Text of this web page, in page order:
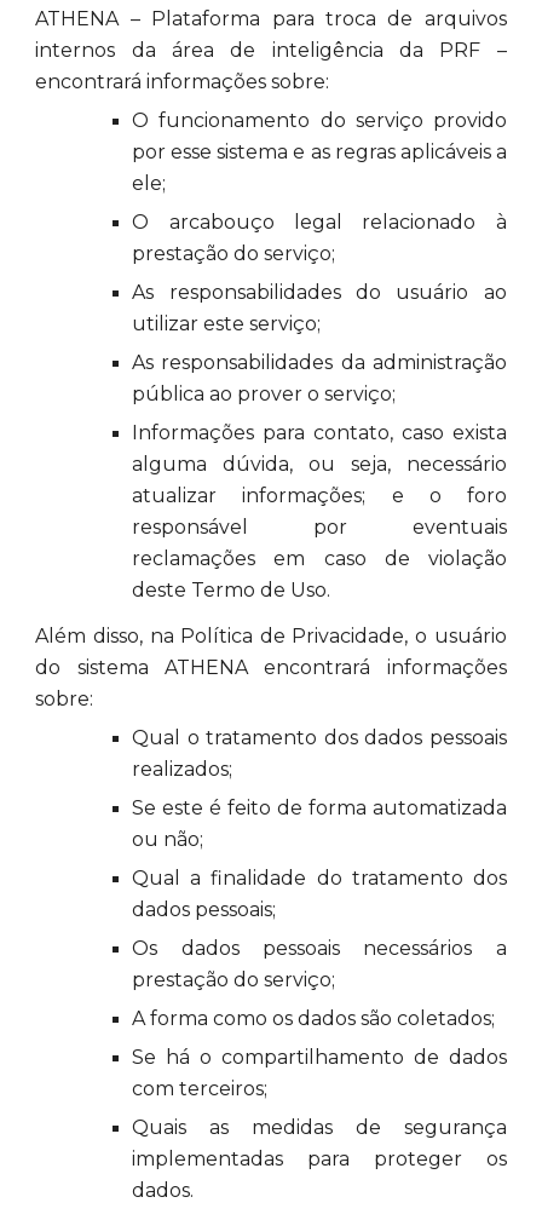
ATHENA – Plataforma para troca de arquivos
internos da área de inteligência da PRF –
encontrará informações sobre:
O funcionamento do serviço provido
por esse sistema e as regras aplicáveis a
ele;
O arcabouço legal relacionado à
prestação do serviço;
As responsabilidades do usuário ao
utilizar este serviço;
As responsabilidades da administração
pública ao prover o serviço;
Informações para contato, caso exista
alguma dúvida, ou seja, necessário
atualizar informações; e o foro
responsável por eventuais
reclamações em caso de violação
deste Termo de Uso.
Além disso, na Política de Privacidade, o usuário
do sistema ATHENA encontrará informações
sobre:
Qual o tratamento dos dados pessoais
realizados;
Se este é feito de forma automatizada
ou não;
Qual a finalidade do tratamento dos
dados pessoais;
Os dados pessoais necessários a
prestação do serviço;
A forma como os dados são coletados;
Se há o compartilhamento de dados
com terceiros;
Quais as medidas de segurança
implementadas para proteger os
dados.